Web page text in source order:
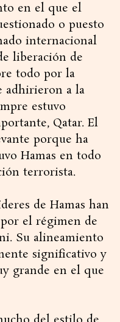
en el que el
o puesto
internacional
liberación de
todo por la
adhirieron a la
estuvo
Qatar. El
porque ha
Hamas en todo
terrorista.
de Hamas han
el régimen de
Su alineamiento
significativo y
grande en el que